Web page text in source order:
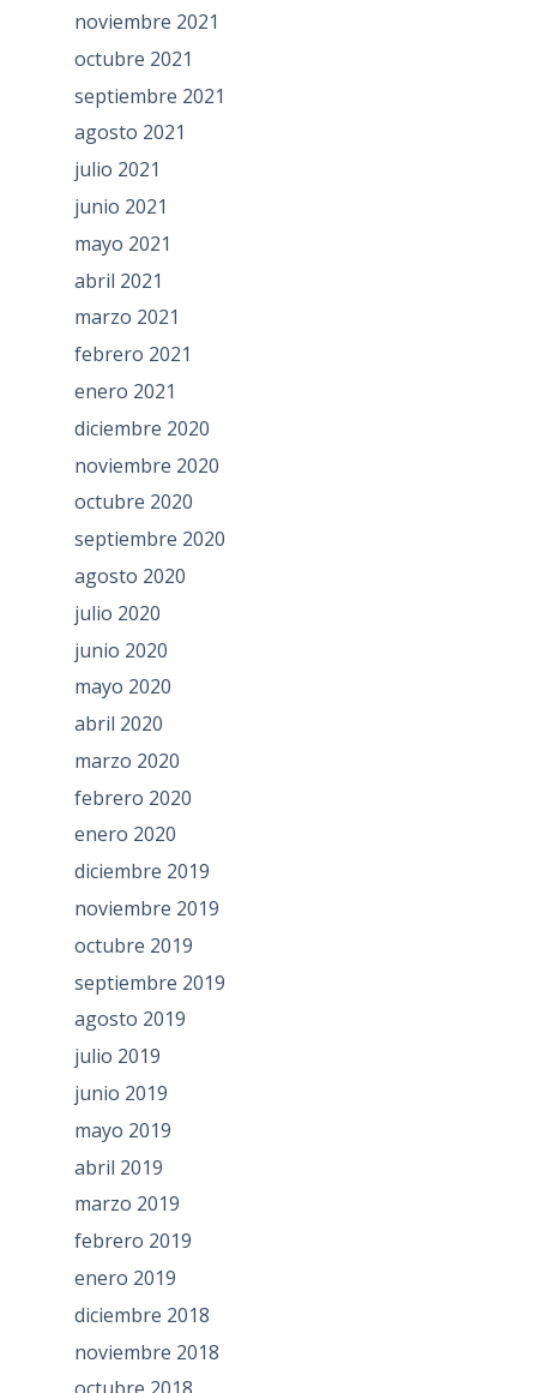
noviembre 2021
octubre 2021
septiembre 2021
agosto 2021
julio 2021
junio 2021
mayo 2021
abril 2021
marzo 2021
febrero 2021
enero 2021
diciembre 2020
noviembre 2020
octubre 2020
septiembre 2020
agosto 2020
julio 2020
junio 2020
mayo 2020
abril 2020
marzo 2020
febrero 2020
enero 2020
diciembre 2019
noviembre 2019
octubre 2019
septiembre 2019
agosto 2019
julio 2019
junio 2019
mayo 2019
abril 2019
marzo 2019
febrero 2019
enero 2019
diciembre 2018
noviembre 2018